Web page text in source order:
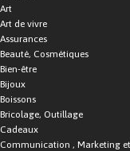
Art
Art de vivre
Assurances
Beauté, Cosmétiques
Bien-être
Bijoux
Boissons
Bricolage, Outillage
Cadeaux
Communication , Marketing